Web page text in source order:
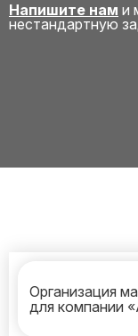
Напишите нам и
нестандартную
Организация
для компании